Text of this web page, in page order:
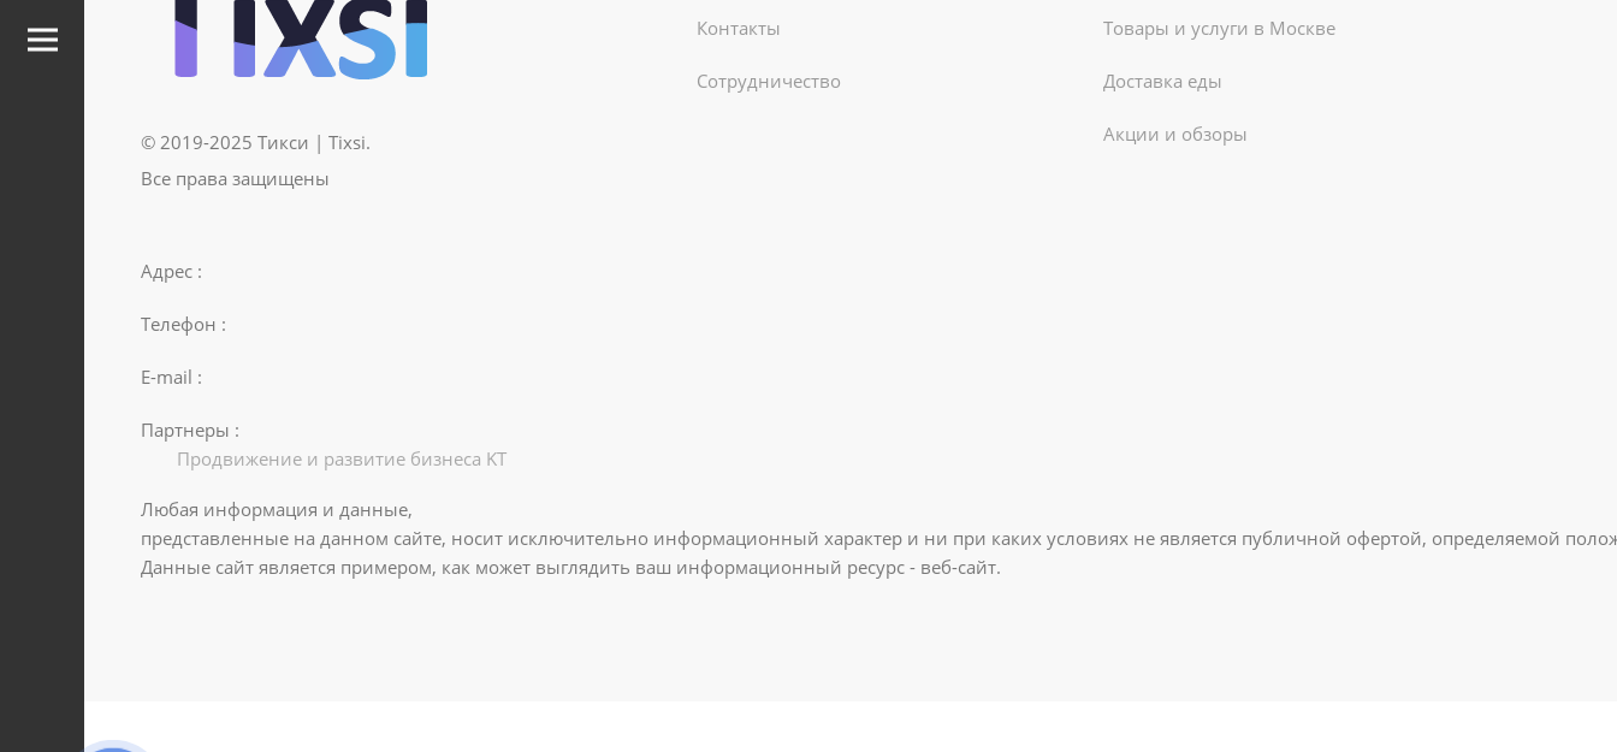
© 2019-2025 Тикси | Tixsi.
Все права защищены
Контакты
Сотрудничество
Товары и услуги в Москве
Доставка еды
Акции и обзоры
Адрес :
Телефон :
E-mail :
Партнеры :
Продвижение и развитие бизнеса KT
Любая информация и данные,
представленные на данном сайте, носит исключительно информационный характер и ни при каких условиях не является публичной офертой, определяемой
Данные сайт является примером, как может выглядить ваш информационный ресурс - веб-сайт.